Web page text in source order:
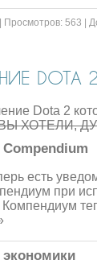
Просмотров: 563
DOTA
Dota 2
ХОТЕЛИ,
есть
при
Компендиум